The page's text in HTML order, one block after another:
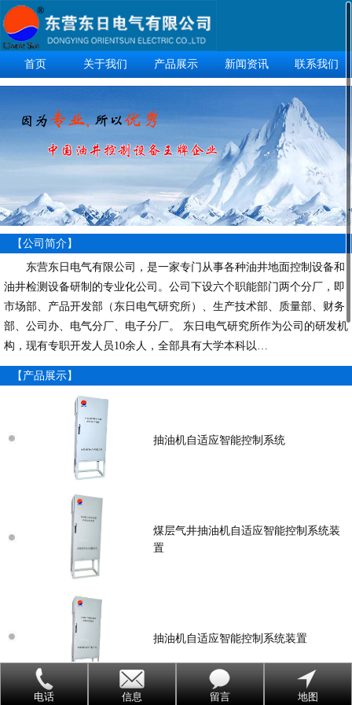
首页 关于我们 产品展示 新闻资讯 联系我们
【公司简介】
东营东日电气有限公司，是一家专门从事各种油井地面控制设备和
油井检测设备研制的专业化公司。公司下设六个职能部门两个分厂，即
市场部、产品开发部（东日电气研究所）、生产技术部、质量部、财务
部、公司办、电气分厂、电子分厂。 东日电气研究所作为公司的研发机
构，现有专职开发人员10余人，全部具有大学本科以…
【产品展示】
抽油机自适应智能控制系统
煤层气井抽油机自适应智能控制系统装
置
抽油机自适应智能控制系统装置
电话 信息 留言 地图